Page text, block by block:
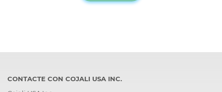
CONTACTE CON COJALI USA INC.